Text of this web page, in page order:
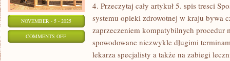
NOVEMBER - 5 - 2025
COMMENTS OFFON
4. Przeczytaj cały artykuł 5. spis tresci
systemu opieki zdrowotnej w kraju bywa
zaprzeczeniem kompatybilnych procedur
spowodowane niezwykle długimi
lekarza specjalisty a także na zabiegi